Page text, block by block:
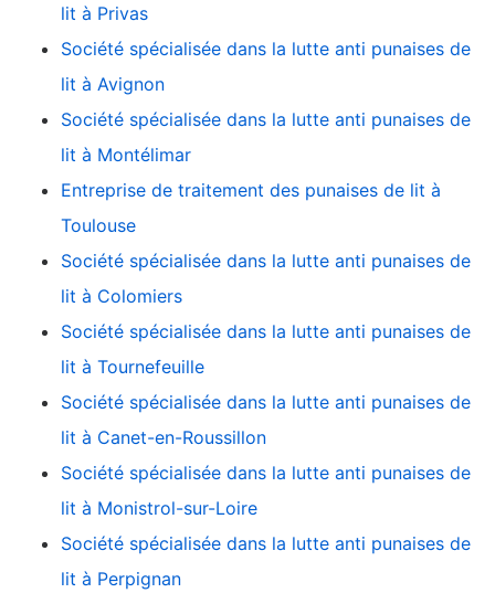
lit à Privas
Société spécialisée dans la lutte anti punaises de
lit à Avignon
Société spécialisée dans la lutte anti punaises de
lit à Montélimar
Entreprise de traitement des punaises de lit à
Toulouse
Société spécialisée dans la lutte anti punaises de
lit à Colomiers
Société spécialisée dans la lutte anti punaises de
lit à Tournefeuille
Société spécialisée dans la lutte anti punaises de
lit à Canet-en-Roussillon
Société spécialisée dans la lutte anti punaises de
lit à Monistrol-sur-Loire
Société spécialisée dans la lutte anti punaises de
lit à Perpignan